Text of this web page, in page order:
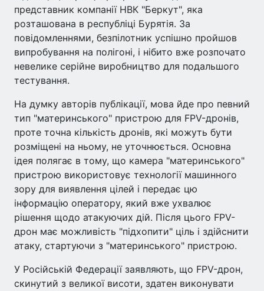
представник компанії НВК "Беркут", яка
розташована в республіці Бурятія. За
повідомленнями, безпілотник успішно пройшов
випробування на полігоні, і нібито вже розпочато
невелике серійне виробництво для подальшого
тестування.
На думку авторів публікації, мова йде про певний
тип "материнського" пристрою для FPV-дронів,
проте точна кількість дронів, які можуть бути
розміщені на ньому, не уточнюється. Основна
ідея полягає в тому, що камера "материнського"
пристрою використовує технології машинного
зору для виявлення цілей і передає цю
інформацію оператору, який вже ухвалює
рішення щодо атакуючих дій. Після цього FPV-
дрон має можливість "підхопити" ціль і здійснити
атаку, стартуючи з "материнського" пристрою.
У Російській Федерації заявляють, що FPV-дрон,
скинутий з великої висоти, здатен виконувати